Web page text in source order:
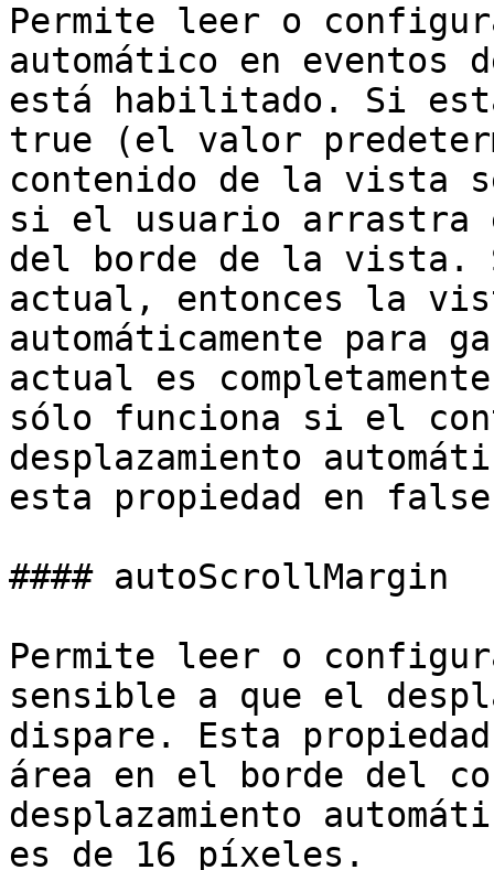
Permite leer o
automático en eventos
está habilitado. Si
true (el valor
contenido de la vista
si el usuario arrastra
del borde de la vista.
actual, entonces la
automáticamente para
actual es
sólo funciona si el
desplazamiento
esta propiedad en
#### autoScrollMargin
Permite leer o
sensible a que el
dispare. Esta
área en el borde del
desplazamiento
es de 16 píxeles.